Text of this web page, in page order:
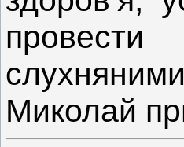
Миколай